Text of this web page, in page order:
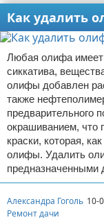
Как удалить
Любая олифа
сиккатива,
олифы добавлен
также
предварительного
окрашиванием, что
краски, которая,
олифы. Удалить
предназначенными
Александра Гоголь 10-
Ремонт дачи